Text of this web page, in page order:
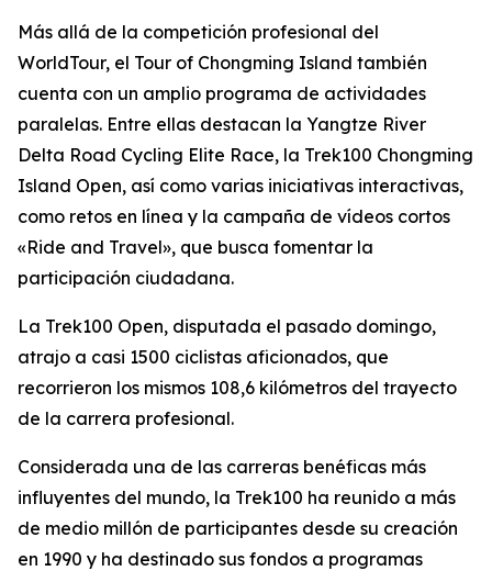
Más allá de la competición profesional del
WorldTour, el Tour of Chongming Island también
cuenta con un amplio programa de actividades
paralelas. Entre ellas destacan la Yangtze River
Delta Road Cycling Elite Race, la Trek100 Chongming
Island Open, así como varias iniciativas interactivas,
como retos en línea y la campaña de vídeos cortos
«Ride and Travel», que busca fomentar la
participación ciudadana.
La Trek100 Open, disputada el pasado domingo,
atrajo a casi 1500 ciclistas aficionados, que
recorrieron los mismos 108,6 kilómetros del trayecto
de la carrera profesional.
Considerada una de las carreras benéficas más
influyentes del mundo, la Trek100 ha reunido a más
de medio millón de participantes desde su creación
en 1990 y ha destinado sus fondos a programas